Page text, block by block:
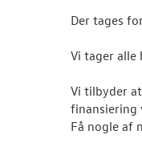
Der tages
Vi tager
Vi tilbyder
finansiering
Få nogle af